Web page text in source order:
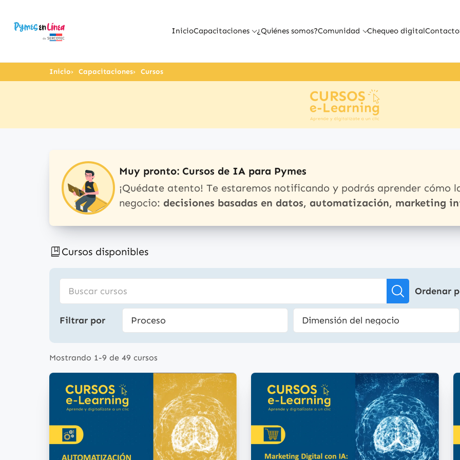
InicioCapacitaciones ¿Quiénes somos?Comunidad Chequeo digitalContacto
Inicio Capacitaciones Cursos
Muy pronto: Cursos de IA para Pymes
¡Quédate atento! Te estaremos notificando y podrás aprender cómo
negocio: decisiones basadas en datos, automatización, marketing
Cursos disponibles
Ordenar
Filtrar por
Mostrando 1-9 de 49 cursos